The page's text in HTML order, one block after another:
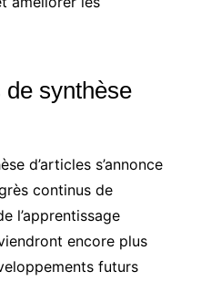
de synthèse
d’articles s’annonce
continus de
l’apprentissage
encore plus
futurs